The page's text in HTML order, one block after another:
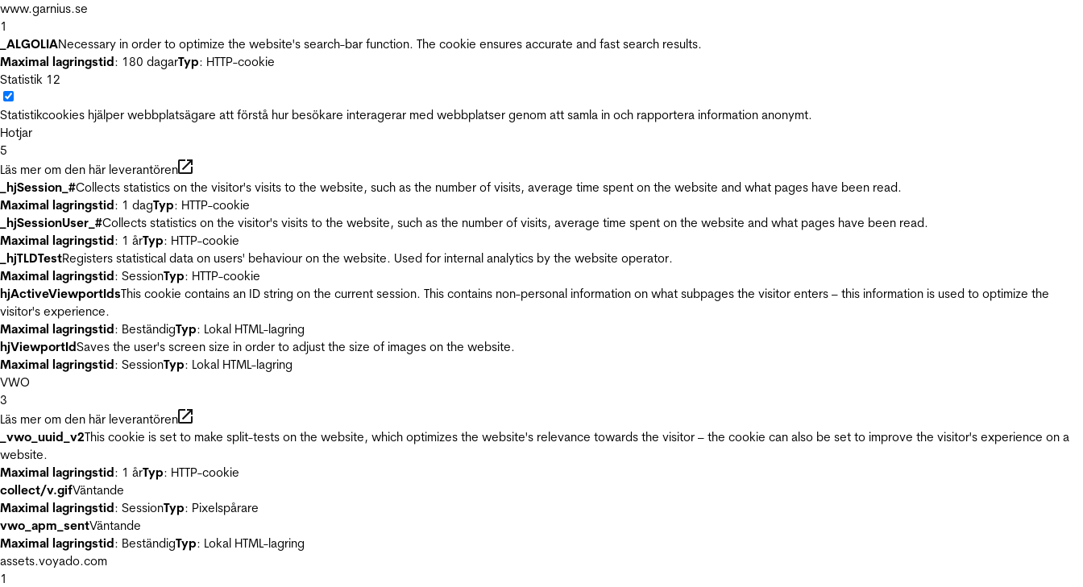
www.garnius.se
1
_ALGOLIANecessary in order to optimize the website's search-bar function. The cookie ensures accurate and fast search results.
Maximal lagringstid: 180 dagarTyp: HTTP-cookie
Statistik 12
Statistikcookies hjälper webbplatsägare att förstå hur besökare interagerar med webbplatser genom att samla in och rapportera information anonymt.
Hotjar
5
Läs mer om den här leverantören
_hjSession_#Collects statistics on the visitor's visits to the website, such as the number of visits, average time spent on the website and what pages have been read.
Maximal lagringstid: 1 dagTyp: HTTP-cookie
_hjSessionUser_#Collects statistics on the visitor's visits to the website, such as the number of visits, average time spent on the website and what pages have been read.
Maximal lagringstid: 1 årTyp: HTTP-cookie
_hjTLDTestRegisters statistical data on users' behaviour on the website. Used for internal analytics by the website operator.
Maximal lagringstid: SessionTyp: HTTP-cookie
hjActiveViewportIdsThis cookie contains an ID string on the current session. This contains non-personal information on what subpages the visitor enters – this information is used to optimize the
visitor's experience.
Maximal lagringstid: BeständigTyp: Lokal HTML-lagring
hjViewportIdSaves the user's screen size in order to adjust the size of images on the website.
Maximal lagringstid: SessionTyp: Lokal HTML-lagring
VWO
3
Läs mer om den här leverantören
_vwo_uuid_v2This cookie is set to make split-tests on the website, which optimizes the website's relevance towards the visitor – the cookie can also be set to improve the visitor's experience on a
website.
Maximal lagringstid: 1 årTyp: HTTP-cookie
collect/v.gifVäntande
Maximal lagringstid: SessionTyp: Pixelspårare
vwo_apm_sentVäntande
Maximal lagringstid: BeständigTyp: Lokal HTML-lagring
assets.voyado.com
1